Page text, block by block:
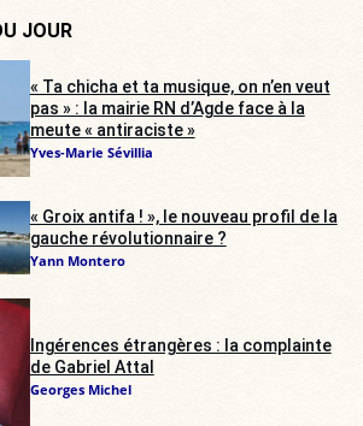
JOUR
« Ta chicha et ta musique, on n’en veut
pas » : la mairie RN d’Agde face à la
meute « antiraciste »
Yves-Marie Sévillia
« Groix antifa ! », le nouveau profil de la
gauche révolutionnaire ?
Yann Montero
Ingérences étrangères : la complainte
de Gabriel Attal
Georges Michel